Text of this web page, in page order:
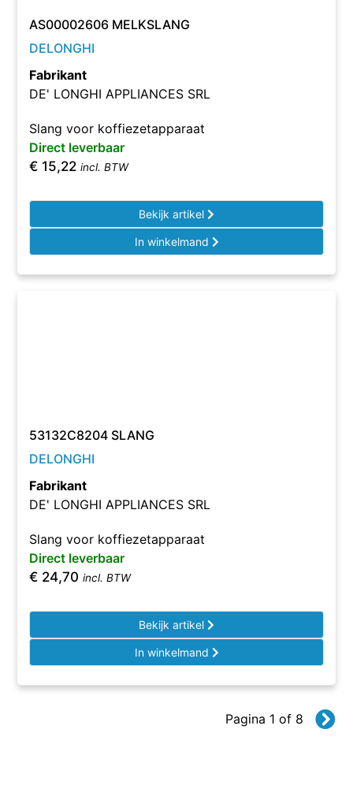
AS00002606 MELKSLANG
DELONGHI
Fabrikant
DE' LONGHI APPLIANCES SRL
Slang voor koffiezetapparaat
Direct leverbaar
€ 15,22 incl. BTW
Bekijk artikel
In winkelmand
53132C8204 SLANG
DELONGHI
Fabrikant
DE' LONGHI APPLIANCES SRL
Slang voor koffiezetapparaat
Direct leverbaar
€ 24,70 incl. BTW
Bekijk artikel
In winkelmand
Pagina 1 of 8